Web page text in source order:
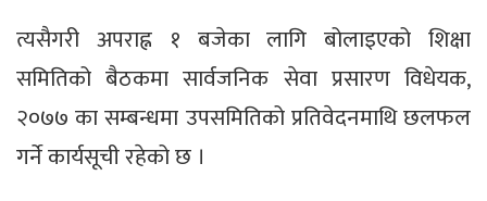
त्यसैगरी अपराह्न १ बजेका लागि बोलाइएको शिक्षा
समितिको बैठकमा सार्वजनिक सेवा प्रसारण विधेयक,
२०७७ का सम्बन्धमा उपसमितिको प्रतिवेदनमाथि छलफल
गर्ने कार्यसूची रहेको छ ।